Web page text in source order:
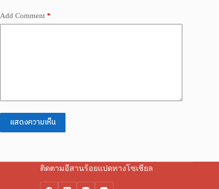
Add Comment *
แสดงความเห็น
ติดตามอีสานร้อยแปดทางโซเชียล